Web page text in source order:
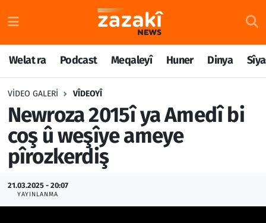
Welat ra Podcast Meqaleyî Huner Dinya
VIDEO GALERI VÎDEOYÎ
Newroza 2015î ya Amedî bi
coş û weşîye ameye
pîrozkerdiş
21.03.2025 - 20:07
YAYINLANMA
Welat ra
Podcast
Huner
Dinya
Sîyaset
Nöbetçi Eczaneler
Hava Durumu
Namaz Vakitleri
Trafik Durumu
Süper Lig Puan Durumu ve Fikstür
Tüm Manşetler